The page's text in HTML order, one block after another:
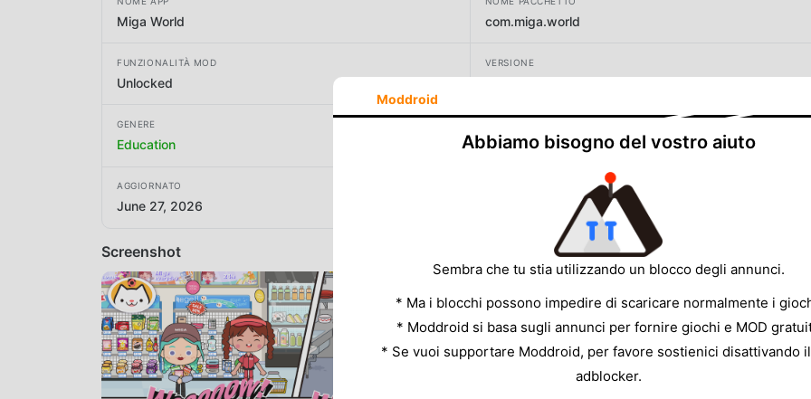
Miga World com.miga.world
FUNZIONALITÀ MOD
Unlocked
VERSIONE
GENERE
Education XiHe Digital (GuangZhou) Technology Co., Ltd.
AGGIORNATO
June 27, 2026
Screenshot
Moddroid
Abbiamo bisogno del vostro aiuto
Sembra che tu stia utilizzando un blocco degli annunci.
* Ma i blocchi possono impedire di scaricare normalmente i
* Moddroid si basa sugli annunci per fornire giochi e MOD
* Se vuoi supportare Moddroid, per favore sostienici disattivando
adblocker.